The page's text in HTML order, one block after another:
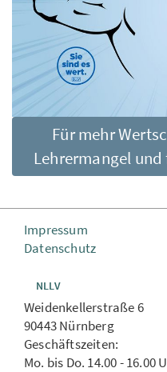
Für mehr
Lehrermangel
Impressum
Datenschutz
NLLV
Weidenkellerstraße 6
90443 Nürnberg
Geschäftszeiten:
Mo. bis Do. 14.00 - 16.00